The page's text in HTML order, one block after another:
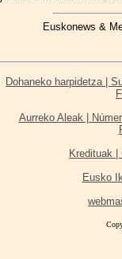
Euskonews &
Dohaneko harpidetza |
Aurreko Aleak |
Kredituak
Eusko